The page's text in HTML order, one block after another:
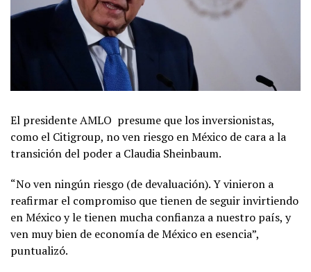
El presidente AMLO presume que los inversionistas,
como el Citigroup, no ven riesgo en México de cara a la
transición del poder a Claudia Sheinbaum.
“No ven ningún riesgo (de devaluación). Y vinieron a
reafirmar el compromiso que tienen de seguir invirtiendo
en México y le tienen mucha confianza a nuestro país, y
ven muy bien de economía de México en esencia”,
puntualizó.